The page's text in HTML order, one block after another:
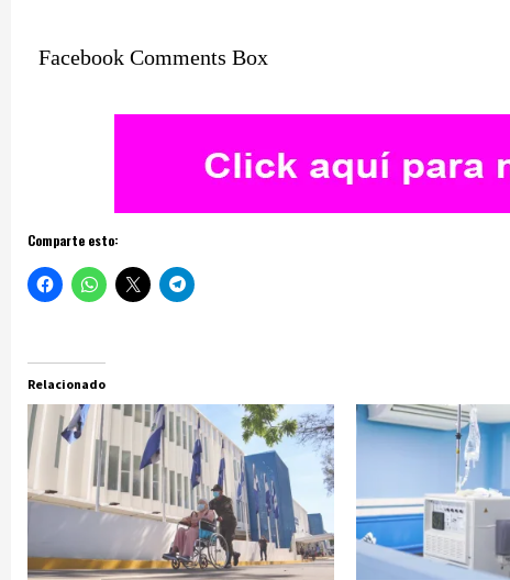
Facebook Comments Box
Comparte esto:
Relacionado